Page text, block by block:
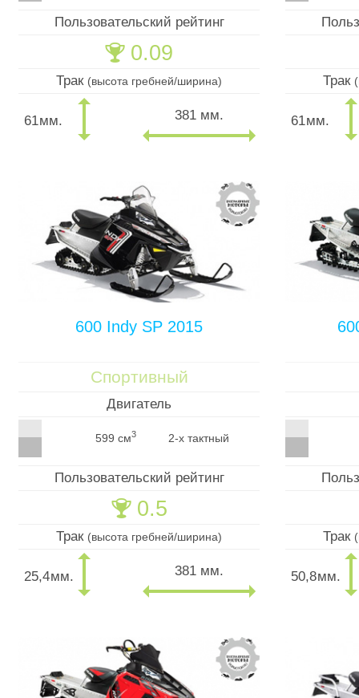
Пользовательский рейтинг
🏆 0.09
Трак (высота гребней/ширина)
61мм. 381 мм.
Трак
61мм.
600 Indy SP 2015
Спортивный
Двигатель
599 см3 2-х тактный
Пользовательский рейтинг
🏆 0.5
Трак (высота гребней/ширина)
25,4мм. 381 мм.
Трак
50,8мм.